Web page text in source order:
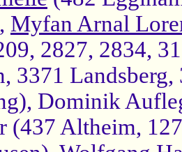
Myfan Arnal
2827, 2834,
3371
Dominik
(437 Altheim,